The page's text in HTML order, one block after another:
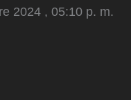
2024 , 05:10 p. m.